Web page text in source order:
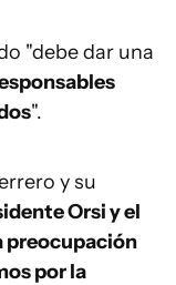
"debe dar una
".
y su
Orsi y el
preocupación
por la